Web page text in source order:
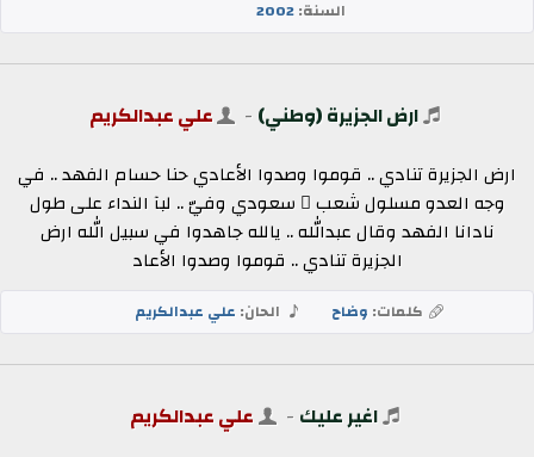
السنة:2002
ارض الجزيرة (وطني) - علي عبدالكريم
ارض الجزيرة تنادي .. قوموا وصدوا الأعادي حنا حسام الفهد .. في
وجه العدو مسلول شعب ٍ سعودي وفيّ .. لبآ النداء على طول
نادانا الفهد وقال عبدالله .. يالله جاهدوا في سبيل الله ارض
الجزيرة تنادي .. قوموا وصدوا الأعاد
كلمات: وضاح الحان: علي عبدالكريم
اغير عليك - علي عبدالكريم